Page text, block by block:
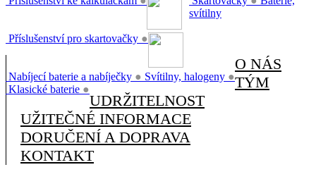
Příslušenství pro skartovačky ●
svítilny
Nabíjecí baterie a nabíječky ● Svítilny, halogeny ●
Klasické baterie ●
O NÁS
TÝM
UDRŽITELNOST
UŽITEČNÉ INFORMACE
DORUČENÍ A DOPRAVA
KONTAKT